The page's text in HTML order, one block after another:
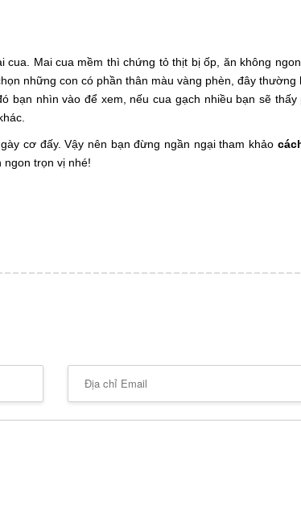
Mai cua mềm thì chứng tỏ thịt bị ốp, ăn không
những con có phần thân màu vàng phèn, đây thường
bạn nhìn vào để xem, nếu cua gạch nhiều bạn sẽ
cơ đấy. Vậy nên bạn đừng ngần ngại tham khảo
ngon trọn vị nhé!